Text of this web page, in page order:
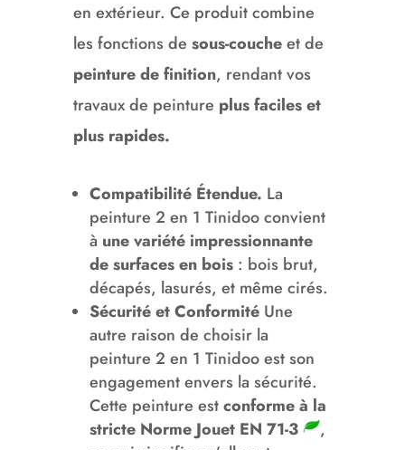
en extérieur. Ce produit combine
les fonctions de sous-coucheet de
peinture de finition, rendant vos
travaux de peinture plus faciles et
plus rapides.
Compatibilité Étendue. La
peinture 2 en 1 Tinidoo convient
à une variété impressionnante
de surfaces en bois: bois brut,
décapés, lasurés, et même cirés.
Sécurité et ConformitéUne
autre raison de choisir la
peinture 2 en 1 Tinidoo est son
engagement envers la sécurité.
Cette peinture estconforme à la
stricte Norme Jouet EN 71-3
,